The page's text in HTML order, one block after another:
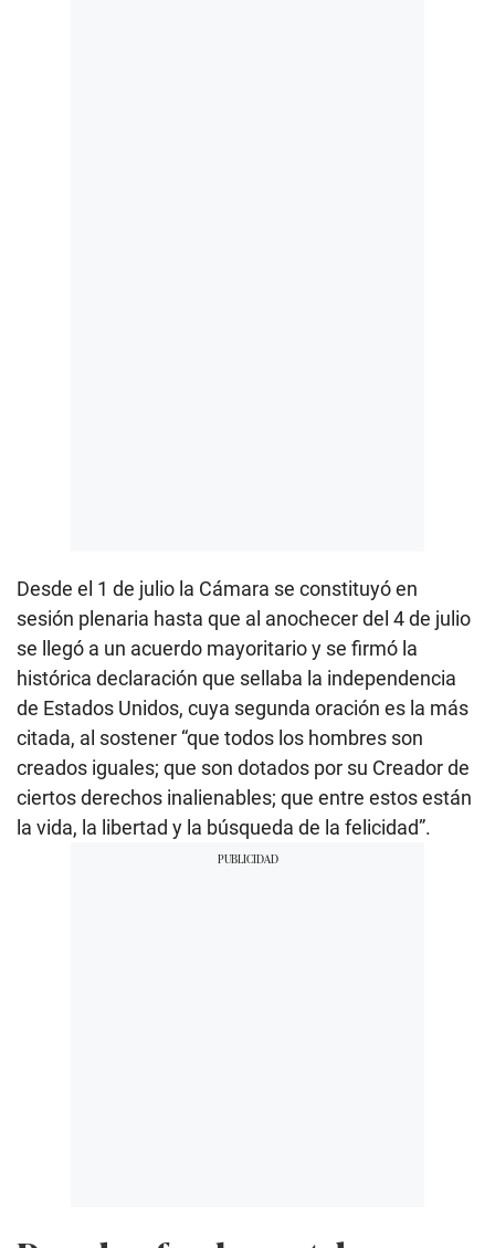
Desde el 1 de julio la Cámara se constituyó en
sesión plenaria hasta que al anochecer del 4 de julio
se llegó a un acuerdo mayoritario y se firmó la
histórica declaración que sellaba la independencia
de Estados Unidos, cuya segunda oración es la más
citada, al sostener “que todos los hombres son
creados iguales; que son dotados por su Creador de
ciertos derechos inalienables; que entre estos están
la vida, la libertad y la búsqueda de la felicidad”.